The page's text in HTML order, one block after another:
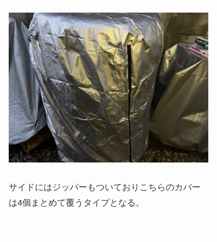
サイドにはジッパーもついておりこちらのカバー
は4個まとめて覆うタイプとなる。